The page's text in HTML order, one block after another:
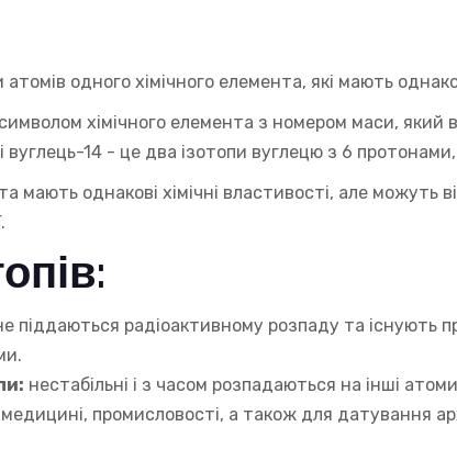
одного хімічного елемента, які мають
хімічного елемента з номером маси, який
вуглець-14 - це два ізотопи вуглецю з 6
мають однакові хімічні властивості, але
піддаються радіоактивному розпаду та існують
нестабільні і з часом розпадаються на інші
промисловості, а також для датування